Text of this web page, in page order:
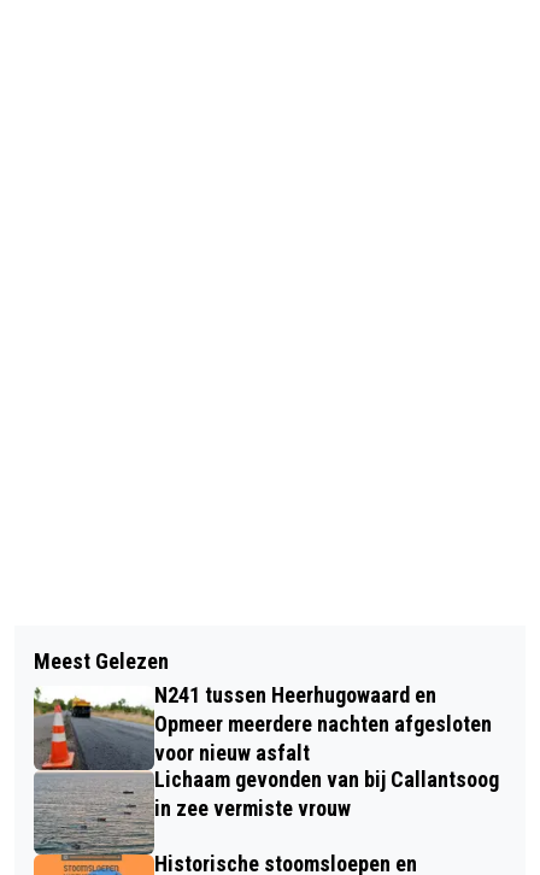
LICHTE DALING PRIJS
KOOPWONINGEN IN ALKMAAR; FORSE
STIJGING KOOPPRIJZEN IN REGIO
IJMOND
VERDACHTEN UIT ALKMAAR EN DIJK
EN WAARD AANGEHOUDEN NA REEKS
GEWELDDADIGE BEROVINGEN
Meest Gelezen
N241 tussen Heerhugowaard en
Opmeer meerdere nachten afgesloten
voor nieuw asfalt
Lichaam gevonden van bij Callantsoog
in zee vermiste vrouw
Historische stoomsloepen en